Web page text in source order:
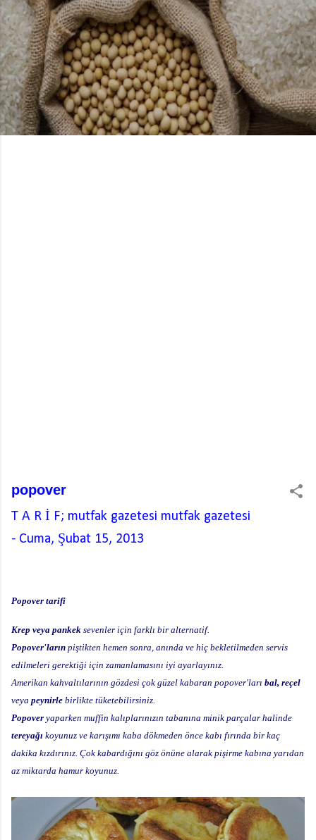
popover
T A R İ F; mutfak gazetesi mutfak gazetesi
- Cuma, Şubat 15, 2013
Popover tarifi
Krep veya pankek sevenler için farklı bir alternatif.
Popover'ların piştikten hemen sonra, anında ve hiç bekletilmeden servis
edilmeleri gerektiği için zamanlamasını iyi ayarlayınız.
Amerikan kahvaltılarının gözdesi çok güzel kabaran popover'ları bal, reçel
veya peynirle birlikte tüketebilirsiniz.
Popover yaparken muffin kalıplarınızın tabanına minik parçalar halinde
tereyağı koyunuz ve karışımı kaba dökmeden önce kabı fırında bir kaç
dakika kızdırınız. Çok kabardığını göz önüne alarak pişirme kabına yarıdan
az miktarda hamur koyunuz.